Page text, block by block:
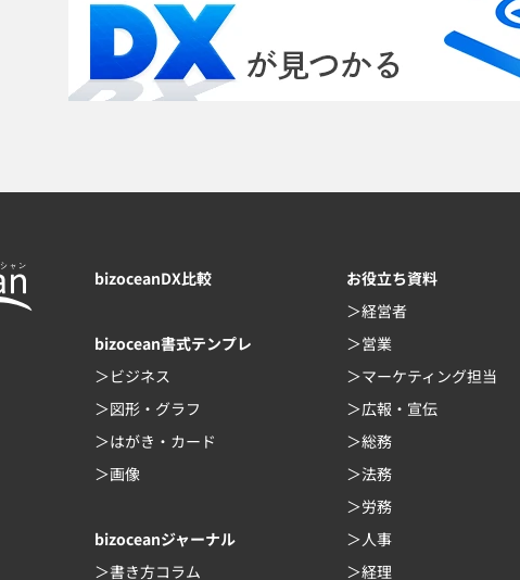
bizoceanDX比較
bizocean書式テンプレ
ビジネス
図形・グラフ
はがき・カード
画像
bizoceanジャーナル
書き方コラム
お役立ち資料
経営者
営業
マーケティング担当
広報・宣伝
総務
法務
労務
人事
経理